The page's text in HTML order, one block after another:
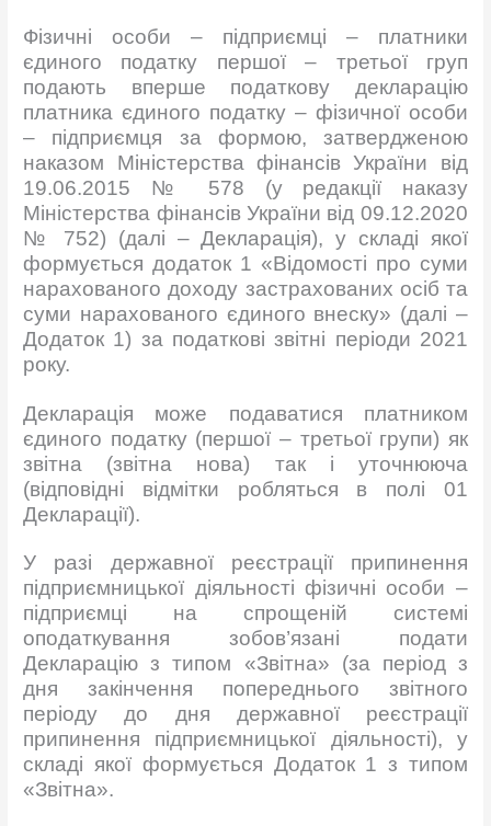
Фізичні особи – підприємці – платники
єдиного податку першої – третьої груп
подають вперше податкову декларацію
платника єдиного податку – фізичної особи
– підприємця за формою, затвердженою
наказом Міністерства фінансів України від
19.06.2015 № 578 (у редакції наказу
Міністерства фінансів України від 09.12.2020
№ 752) (далі – Декларація), у складі якої
формується додаток 1 «Відомості про суми
нарахованого доходу застрахованих осіб та
суми нарахованого єдиного внеску» (далі –
Додаток 1) за податкові звітні періоди 2021
року.
Декларація може подаватися платником
єдиного податку (першої – третьої групи) як
звітна (звітна нова) так і уточнююча
(відповідні відмітки робляться в полі 01
Декларації).
У разі державної реєстрації припинення
підприємницької діяльності фізичні особи –
підприємці на спрощеній системі
оподаткування зобов’язані подати
Декларацію з типом «Звітна» (за період з
дня закінчення попереднього звітного
періоду до дня державної реєстрації
припинення підприємницької діяльності), у
складі якої формується Додаток 1 з типом
«Звітна».